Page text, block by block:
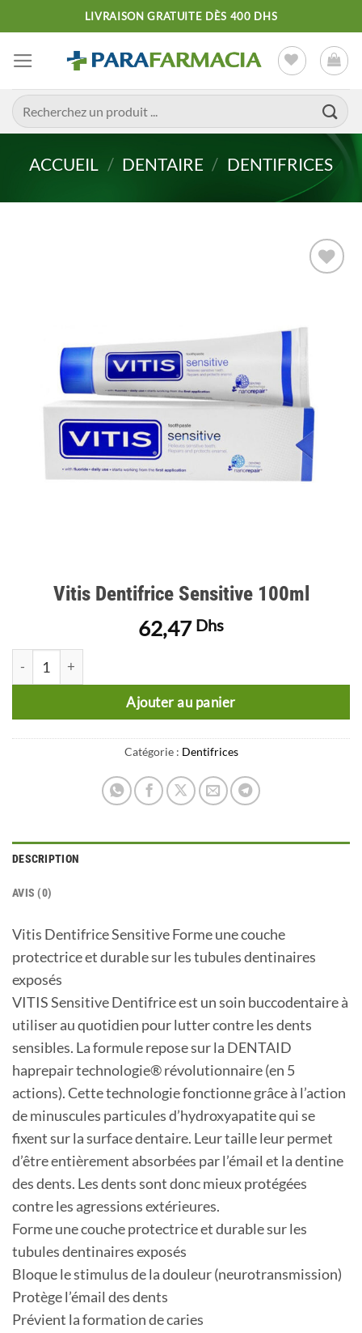
au
contenu
LIVRAISON GRATUITE DÈS 400 DHS
Recherche
pour :
ACCUEIL / DENTAIRE / DENTIFRICES
Vitis Dentifrice Sensitive 100ml
62,47 Dhs
quantité de Vitis Dentifrice Sensitive 100ml
Ajouter au panier
Catégorie : Dentifrices
DESCRIPTION
AVIS (0)
Vitis Dentifrice Sensitive Forme une couche
protectrice et durable sur les tubules dentinaires
exposés
VITIS Sensitive Dentifrice est un soin buccodentaire à
utiliser au quotidien pour lutter contre les dents
sensibles. La formule repose sur la DENTAID
haprepair technologie® révolutionnaire (en 5
actions). Cette technologie fonctionne grâce à l’action
de minuscules particules d’hydroxyapatite qui se
fixent sur la surface dentaire. Leur taille leur permet
d’être entièrement absorbées par l’émail et la dentine
des dents. Les dents sont donc mieux protégées
contre les agressions extérieures.
Forme une couche protectrice et durable sur les
tubules dentinaires exposés
Bloque le stimulus de la douleur (neurotransmission)
Protège l’émail des dents
Prévient la formation de caries